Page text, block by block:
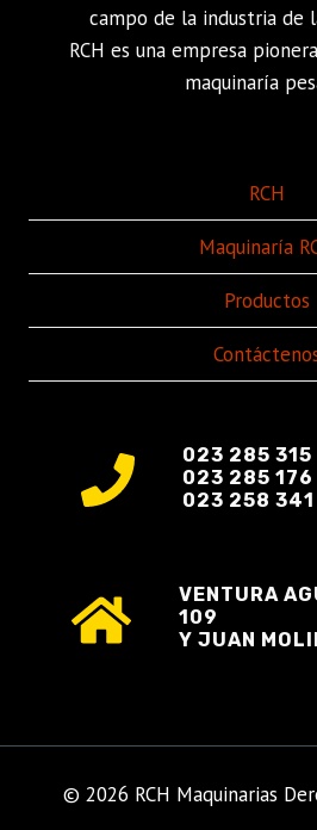
campo de la industria de
RCH es una empresa
maquinaría
RCH
Maquinaría
Productos
023 285 315
023 285 176
023 258 341
VENTURA
109
Y JUAN
© 2026 RCH Maquinarias